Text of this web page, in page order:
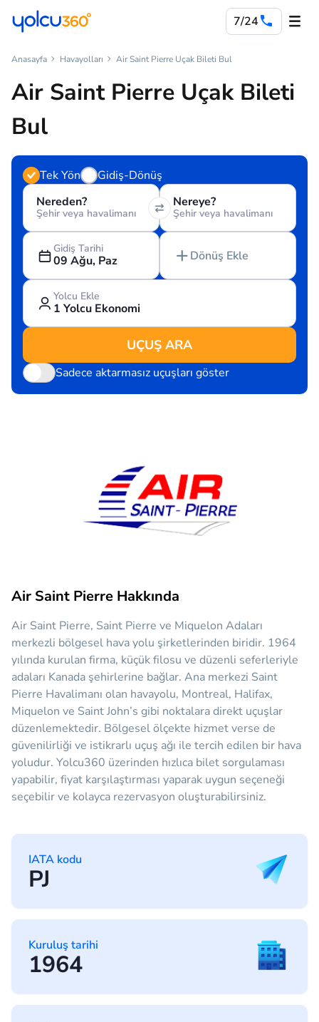
7/24
Anasayfa Havayolları Air Saint Pierre Uçak Bileti Bul
Air Saint Pierre Uçak Bileti
Bul
Tek Yön
Gidiş-Dönüş
Nereden?
Şehir veya havalimanı
Nereye?
Şehir veya havalimanı
Gidiş Tarihi
09 Ağu, Paz Dönüş Ekle
Yolcu Ekle
1 Yolcu Ekonomi
UÇUŞ ARA
Sadece aktarmasız uçuşları göster
Air Saint Pierre Hakkında
Air Saint Pierre, Saint Pierre ve Miquelon Adaları
merkezli bölgesel hava yolu şirketlerinden biridir. 1964
yılında kurulan firma, küçük filosu ve düzenli seferleriyle
adaları Kanada şehirlerine bağlar. Ana merkezi Saint
Pierre Havalimanı olan havayolu, Montreal, Halifax,
Miquelon ve Saint John’s gibi noktalara direkt uçuşlar
düzenlemektedir. Bölgesel ölçekte hizmet verse de
güvenilirliği ve istikrarlı uçuş ağı ile tercih edilen bir hava
yoludur. Yolcu360 üzerinden hızlıca bilet sorgulaması
yapabilir, fiyat karşılaştırması yaparak uygun seçeneği
seçebilir ve kolayca rezervasyon oluşturabilirsiniz.
IATA kodu
PJ
Kuruluş tarihi
1964